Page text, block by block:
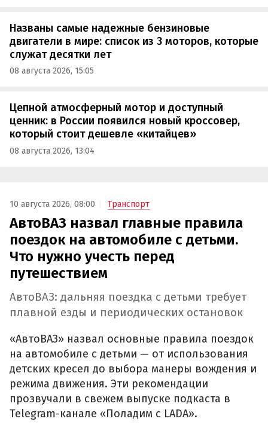
Названы самые надежные бензиновые
двигатели в мире: список из 3 моторов, которые
служат десятки лет
08 августа 2026, 15:05
Цепной атмосферный мотор и доступный
ценник: в России появился новый кроссовер,
который стоит дешевле «китайцев»
08 августа 2026, 13:04
10 августа 2026, 08:00 Транспорт
АвтоВАЗ назвал главные правила
поездок на автомобиле с детьми.
Что нужно учесть перед
путешествием
АвтоВАЗ: дальняя поездка с детьми требует
плавной езды и периодических остановок
«АвтоВАЗ» назвал основные правила поездок
на автомобиле с детьми — от использования
детских кресел до выбора манеры вождения и
режима движения. Эти рекомендации
прозвучали в свежем выпуске подкаста в
Telegram-канале «Поладим с LADA».